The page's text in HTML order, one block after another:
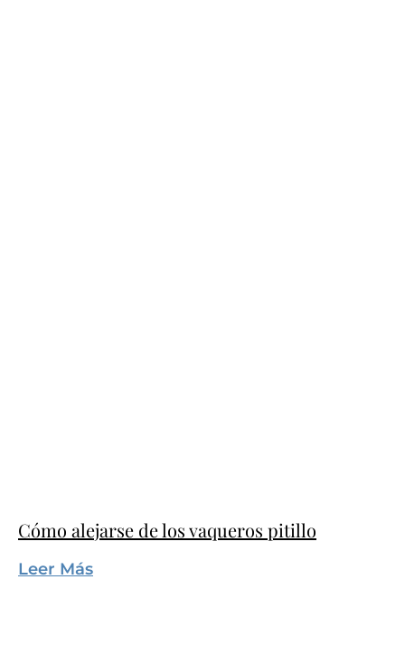
Cómo alejarse de los vaqueros pitillo
Leer Más